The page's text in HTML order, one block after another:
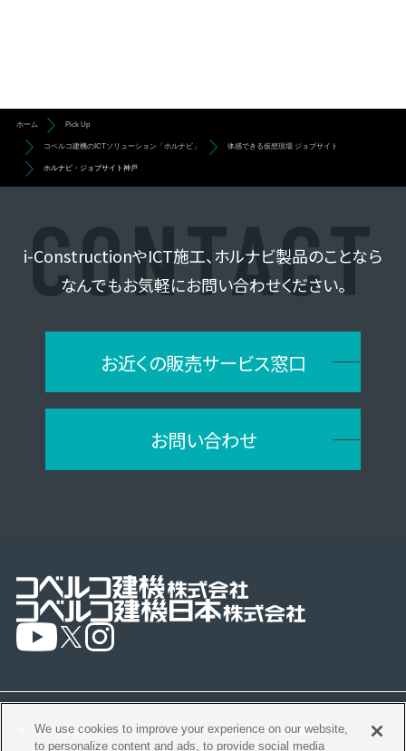
ホーム Pick Up
コベルコ建機のICTソリューション「ホルナビ」 体感できる仮想現場 ジョブサイト
ホルナビ・ジョブサイト神戸
i-ConstructionやICT施工、ホルナビ製品のことなら
なんでもお気軽にお問い合わせください。
お近くの販売サービス窓口
お問い合わせ
サイトのご利用について 製品に関するご留意事項
We use cookies to improve your experience on our website,
to personalize content and ads, to provide social media